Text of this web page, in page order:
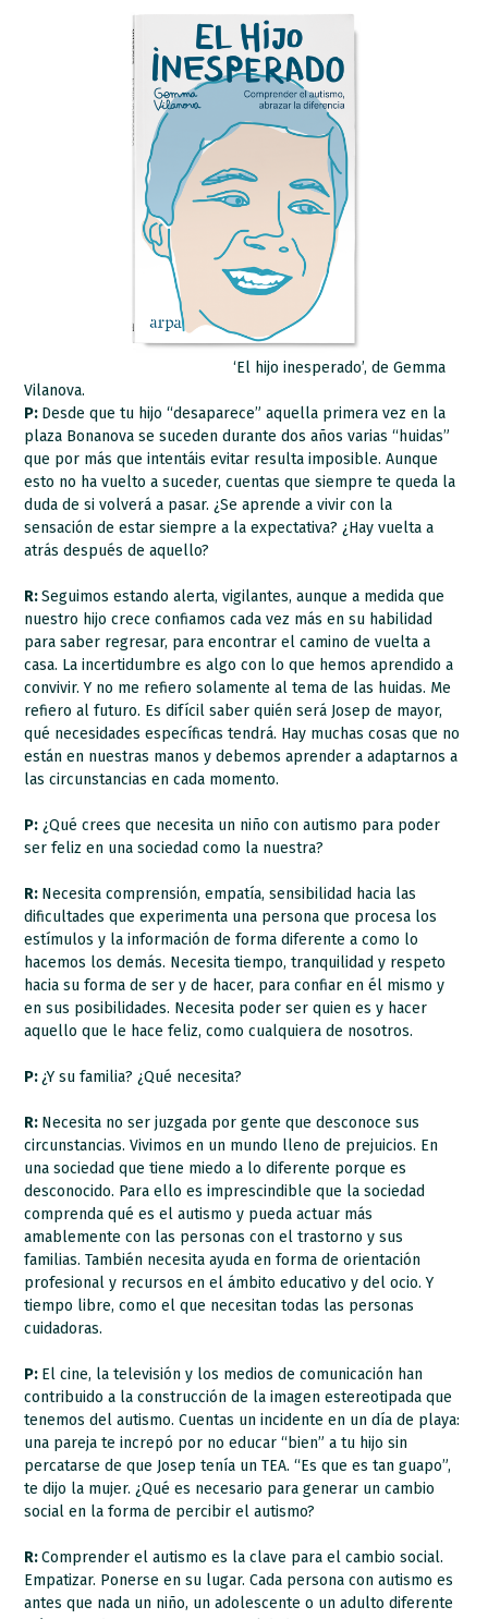
‘El hijo inesperado’, de Gemma
Vilanova.
P: Desde que tu hijo “desaparece” aquella primera vez en la
plaza Bonanova se suceden durante dos años varias “huidas”
que por más que intentáis evitar resulta imposible. Aunque
esto no ha vuelto a suceder, cuentas que siempre te queda la
duda de si volverá a pasar. ¿Se aprende a vivir con la
sensación de estar siempre a la expectativa? ¿Hay vuelta a
atrás después de aquello?
R:Seguimos estando alerta, vigilantes, aunque a medida que
nuestro hijo crece confiamos cada vez más en su habilidad
para saber regresar, para encontrar el camino de vuelta a
casa. La incertidumbre es algo con lo que hemos aprendido a
convivir. Y no me refiero solamente al tema de las huidas. Me
refiero al futuro. Es difícil saber quién será Josep de mayor,
qué necesidades específicas tendrá. Hay muchas cosas que no
están en nuestras manos y debemos aprender a adaptarnos a
las circunstancias en cada momento.
P: ¿Qué crees que necesita un niño con autismo para poder
ser feliz en una sociedad como la nuestra?
R: Necesita comprensión, empatía, sensibilidad hacia las
dificultades que experimenta una persona que procesa los
estímulos y la información de forma diferente a como lo
hacemos los demás. Necesita tiempo, tranquilidad y respeto
hacia su forma de ser y de hacer, para confiar en él mismo y
en sus posibilidades. Necesita poder ser quien es y hacer
aquello que le hace feliz, como cualquiera de nosotros.
P:¿Y su familia? ¿Qué necesita?
R: Necesita no ser juzgada por gente que desconoce sus
circunstancias. Vivimos en un mundo lleno de prejuicios. En
una sociedad que tiene miedo a lo diferente porque es
desconocido. Para ello es imprescindible que la sociedad
comprenda qué es el autismo y pueda actuar más
amablemente con las personas con el trastorno y sus
familias. También necesita ayuda en forma de orientación
profesional y recursos en el ámbito educativo y del ocio. Y
tiempo libre, como el que necesitan todas las personas
cuidadoras.
P: El cine, la televisión y los medios de comunicación han
contribuido a la construcción de la imagen estereotipada que
tenemos del autismo. Cuentas un incidente en un día de playa:
una pareja te increpó por no educar “bien” a tu hijo sin
percatarse de que Josep tenía un TEA. “Es que es tan guapo”,
te dijo la mujer. ¿Qué es necesario para generar un cambio
social en la forma de percibir el autismo?
R:Comprender el autismo es la clave para el cambio social.
Empatizar. Ponerse en su lugar. Cada persona con autismo es
antes que nada un niño, un adolescente o un adulto diferente